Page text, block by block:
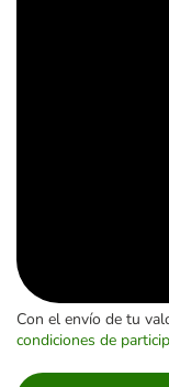
Con el envío de tu
condiciones de